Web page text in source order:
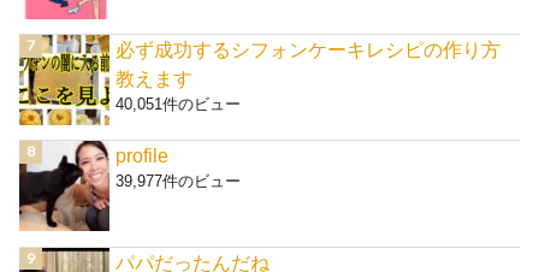
必ず成功するシフォンケーキレシピの作り方
教えます
40,051件のビュー
profile
39,977件のビュー
パパだったんだね